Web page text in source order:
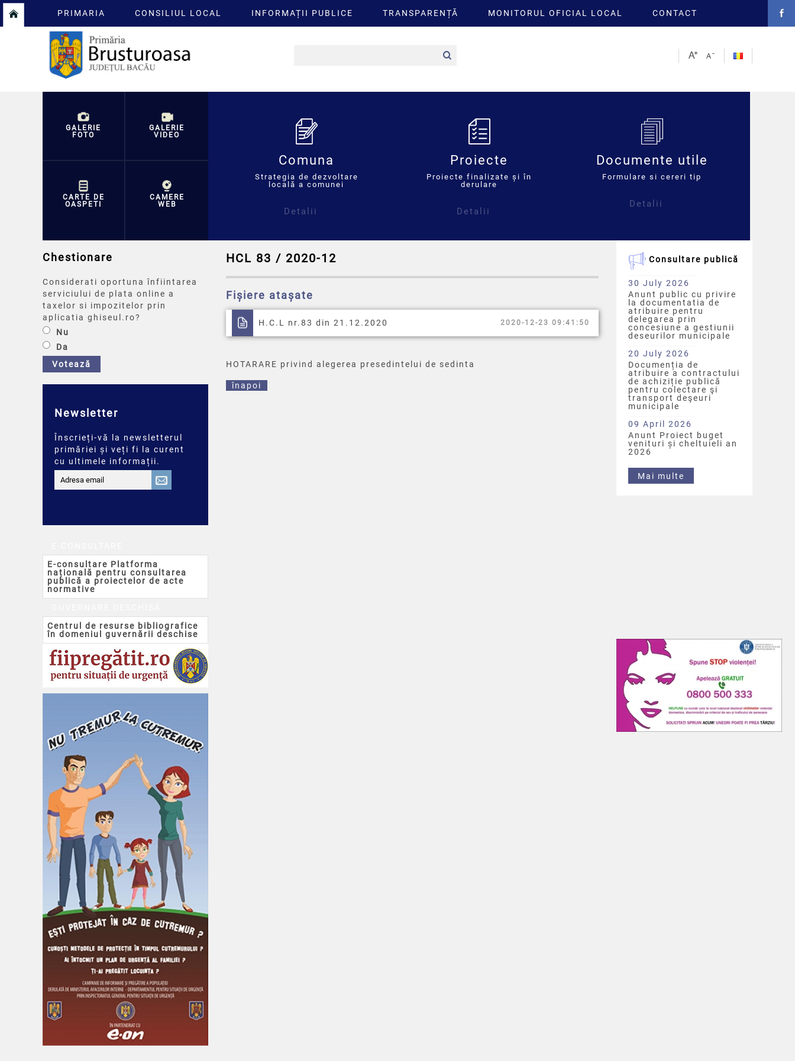
PRIMARIA CONSILIUL LOCAL INFORMAȚII PUBLICE TRANSPARENȚĂ MONITORUL OFICIAL LOCAL CONTACT
GALERIE
FOTO
GALERIE
VIDEO
CARTE DE
OASPETI
CAMERE
WEB
Comuna
Strategia de dezvoltare
locală a comunei
Detalii
Proiecte
Proiecte finalizate și în
derulare
Detalii
Documente utile
Formulare si cereri tip
Detalii
HCL 83 / 2020-12
Fișiere atașate
H.C.L nr.83 din 21.12.2020 2020-12-23 09:41:50
HOTARARE privind alegerea presedintelui de sedinta
înapoi
Consultare publică
30 July 2026
Anunt public cu privire
la documentatia de
atribuire pentru
delegarea prin
concesiune a gestiunii
deseurilor municipale
20 July 2026
Documenția de
atribuire a contractului
de achiziție publică
pentru colectare şi
transport deşeuri
municipale
09 April 2026
Anunt Proiect buget
venituri și cheltuieli an
2026
Mai multe
Chestionare
Considerati oportuna înfiintarea
serviciului de plata online a
taxelor si impozitelor prin
aplicatia ghiseul.ro?
Nu
Da
Votează
Newsletter
Înscrieți-vă la newsletterul
primăriei și veți fi la curent
cu ultimele informații.
E-consultare Platforma
națională pentru consultarea
publică a proiectelor de acte
normative
Centrul de resurse bibliografice
în domeniul guvernării deschise